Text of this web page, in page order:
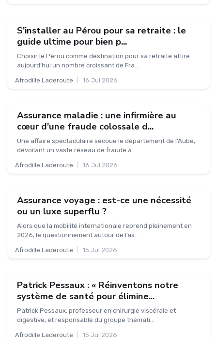
S’installer au Pérou pour sa retraite : le
guide ultime pour bien p...
Choisir le Pérou comme destination pour sa retraite attire
aujourd’hui un nombre croissant de Fra...
Afrodille Laderoute 16 Jul 2026
Assurance maladie : une infirmière au
cœur d’une fraude colossale d...
Une affaire spectaculaire secoue le département de l’Aube,
dévoilant un vaste réseau de fraude à ...
Afrodille Laderoute 16 Jul 2026
Assurance voyage : est-ce une nécessité
ou un luxe superflu ?
Alors que la mobilité internationale reprend pleinement en
2026, le questionnement autour de l’as...
Afrodille Laderoute 15 Jul 2026
Patrick Pessaux : « Réinventons notre
système de santé pour élimine...
Patrick Pessaux, professeur en chirurgie viscérale et
digestive, et responsable du groupe thémati...
Afrodille Laderoute 15 Jul 2026